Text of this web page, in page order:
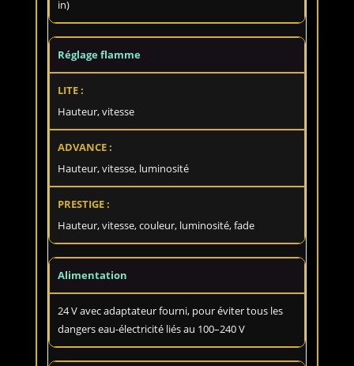
in)
Réglage flamme
Hauteur, vitesse
Hauteur, vitesse, luminosité
Hauteur, vitesse, couleur, luminosité, fade
Alimentation
24 V avec adaptateur fourni, pour éviter tous les
dangers eau-électricité liés au 100–240 V